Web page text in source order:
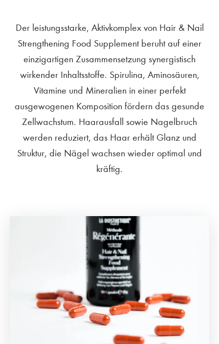
Der leistungsstarke, Aktivkomplex von Hair & Nail
Strengthening Food Supplement beruht auf einer
einzigartigen Zusammensetzung synergistisch
wirkender Inhaltsstoffe. Spirulina, Aminosäuren,
Vitamine und Mineralien in einer perfekt
ausgewogenen Komposition fördern das gesunde
Zellwachstum. Haarausfall sowie Nagelbruch
werden reduziert, das Haar erhält Glanz und
Struktur, die Nägel wachsen wieder optimal und
kräftig.